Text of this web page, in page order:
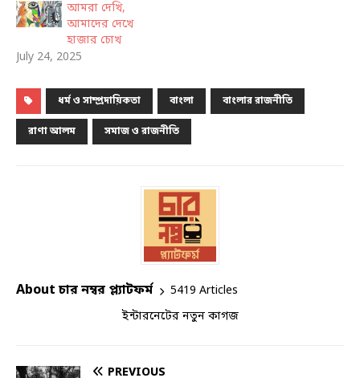
আমরা দেখি,
আমাদের দেখে
হাজার চোখ
July 24, 2025
ধর্ম ও সাম্প্রদায়িকতা বাংলা বাংলার রাজনীতি
রাণা আলম সমাজ ও রাজনীতি
About চার নম্বর প্ল্যাটফর্ম
5419 Articles
ইন্টারনেটের নতুন কাগজ
PREVIOUS